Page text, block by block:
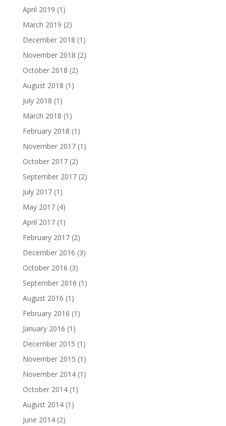
April 2019 (1)
March 2019 (2)
December 2018 (1)
November 2018 (2)
October 2018 (2)
August 2018 (1)
July 2018 (1)
March 2018 (1)
February 2018 (1)
November 2017(1)
October 2017(2)
September 2017(2)
July 2017(1)
May 2017(4)
April 2017(1)
February 2017(2)
December 2016 (3)
October 2016 (3)
September 2016 (1)
August 2016 (1)
February 2016 (1)
January 2016 (1)
December 2015 (1)
November 2015 (1)
November 2014(1)
October 2014(1)
August 2014(1)
June 2014(2)